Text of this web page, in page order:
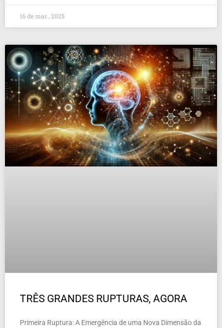
16 de mar , 2025
TRÊS GRANDES RUPTURAS, AGORA
Primeira Ruptura: A Emergência de uma Nova Dimensão da